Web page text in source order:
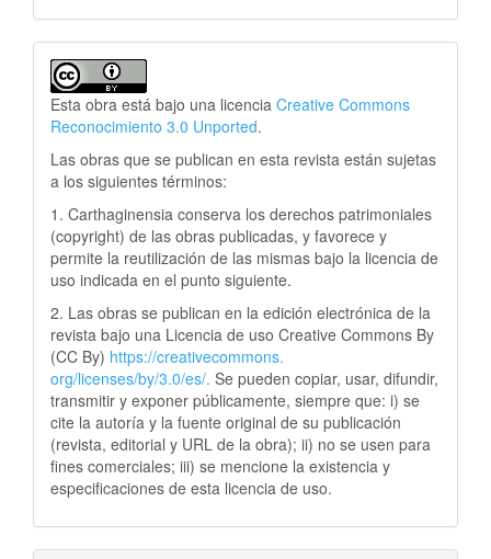
Esta obra está bajo una licencia Creative Commons
Reconocimiento 3.0 Unported.
Las obras que se publican en esta revista están sujetas
a los siguientes términos:
1. Carthaginensia conserva los derechos patrimoniales
(copyright) de las obras publicadas, y favorece y
permite la reutilización de las mismas bajo la licencia de
uso indicada en el punto siguiente.
2. Las obras se publican en la edición electrónica de la
revista bajo una Licencia de uso Creative Commons By
(CC By) https://creativecommons.
org/licenses/by/3.0/es/. Se pueden copiar, usar, difundir,
transmitir y exponer públicamente, siempre que: i) se
cite la autoría y la fuente original de su publicación
(revista, editorial y URL de la obra); ii) no se usen para
fines comerciales; iii) se mencione la existencia y
especificaciones de esta licencia de uso.